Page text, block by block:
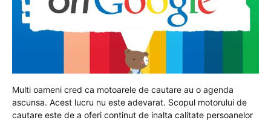
Multi oameni cred ca motoarele de cautare au o agenda
ascunsa. Acest lucru nu este adevarat. Scopul motorului de
cautare este de a oferi continut de inalta calitate persoanelor